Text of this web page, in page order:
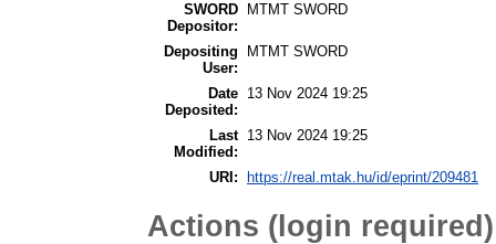
SWORD
Depositor:
MTMT SWORD
Depositing
User:
MTMT SWORD
Date
Deposited:
13 Nov 2024 19:25
Last
Modified:
13 Nov 2024 19:25
URI: https://real.mtak.hu/id/eprint/209481
Actions (login required)